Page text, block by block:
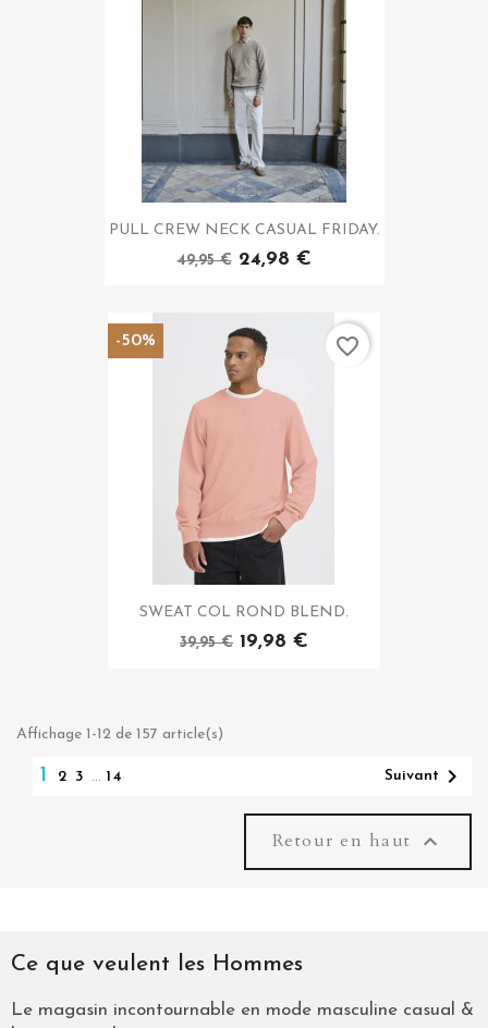
PULL CREW NECK CASUAL FRIDAY.
49,95 € 24,98 €
SWEAT COL ROND BLEND.
39,95 € 19,98 €
-50% favorite_border
Affichage 1-12 de 157 article(s)
1 2 3 … 14 Suivant 
Retour en haut 
Ce que veulent les Hommes
Le magasin incontournable en mode masculine casual &